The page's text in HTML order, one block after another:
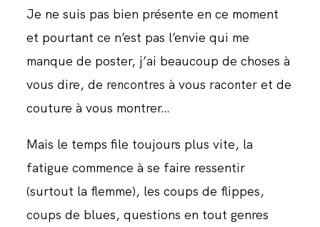
Je ne suis pas bien présente en ce moment
et pourtant ce n’est pas l’envie qui me
manque de poster, j’ai beaucoup de choses à
vous dire, de rencontres à vous raconter et de
couture à vous montrer…
Mais le temps file toujours plus vite, la
fatigue commence à se faire ressentir
(surtout la flemme), les coups de flippes,
coups de blues, questions en tout genres